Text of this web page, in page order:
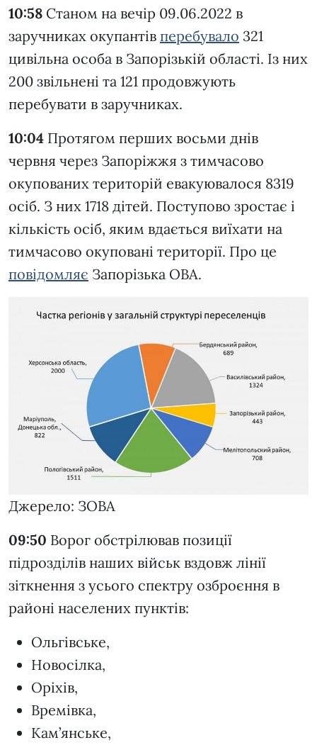
10:58 Станом на вечір 09.06.2022 в
заручниках окупантів перебувало 321
цивільна особа в Запорізькій області. Із них
200 звільнені та 121 продовжують
перебувати в заручниках.
10:04 Протягом перших восьми днів
червня через Запоріжжя з тимчасово
окупованих територій евакуювалося 8319
осіб. З них 1718 дітей. Поступово зростає і
кількість осіб, яким вдається виїхати на
тимчасово окуповані території. Про це
повідомляє Запорізька ОВА.
Джерело: ЗОВА
09:50 Ворог обстрілював позиції
підрозділів наших військ вздовж лінії
зіткнення з усього спектру озброєння в
районі населених пунктів:
Ольгівське,
Новосілка,
Оріхів,
Времівка,
Кам’янське,